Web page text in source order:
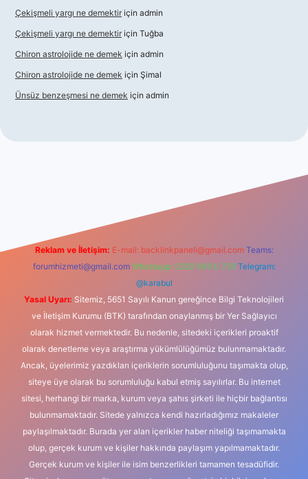
Çekişmeli yargı ne demektir için admin
Çekişmeli yargı ne demektir için Tuğba
Chiron astrolojide ne demek için admin
Chiron astrolojide ne demek için Şimal
Ünsüz benzeşmesi ne demek için admin
Reklam ve İletişim: E-mail: backlinkpaneli@gmail.com Teams:
forumhizmeti@gmail.com Whatsapp: 0262 606 0 726 Telegram:
@karabul
Yasal Uyarı: Sitemiz, 5651 Sayılı Kanun gereğince Bilgi Teknolojileri
ve İletişim Kurumu (BTK) tarafından onaylanmış bir Yer Sağlayıcı
olarak hizmet vermektedir. Bu nedenle, sitedeki içerikleri proaktif
olarak denetleme veya araştırma yükümlülüğümüz bulunmamaktadır.
Ancak, üyelerimiz yazdıkları içeriklerin sorumluluğunu taşımakta olup,
siteye üye olarak bu sorumluluğu kabul etmiş sayılırlar. Bu internet
sitesi, herhangi bir marka, kurum veya şahıs şirketi ile hiçbir bağlantısı
bulunmamaktadır. Sitede yalnızca kendi hazırladığımız makaleler
paylaşılmaktadır. Burada yer alan içerikler haber niteliği taşımamakta
olup, gerçek kurum ve kişiler hakkında paylaşım yapılmamaktadır.
Gerçek kurum ve kişiler ile isim benzerlikleri tamamen tesadüfidir.